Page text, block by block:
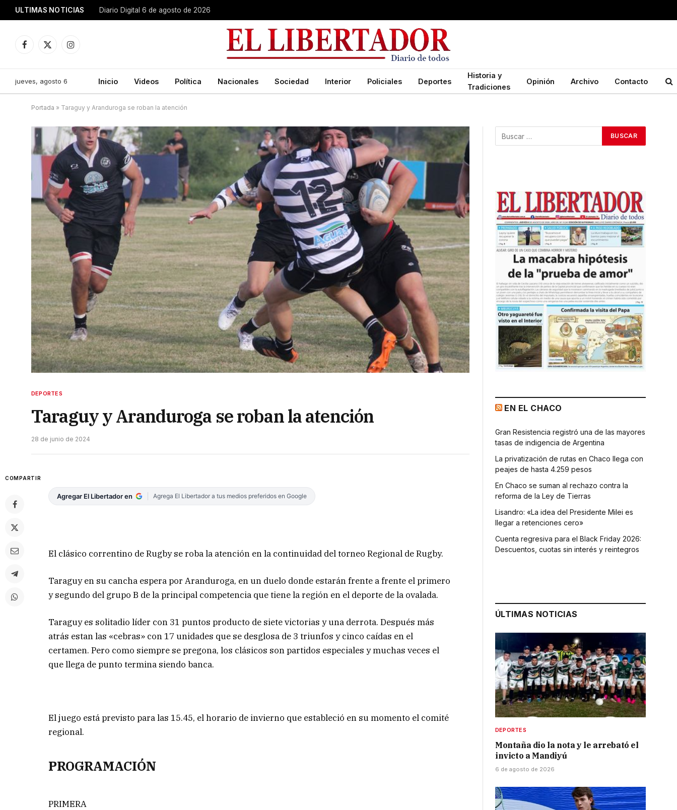
ULTIMAS NOTICIAS Diario Digital 6 de agosto de 2026
Facebook
X
Instagram
jueves, agosto 6 Inicio Videos Política Nacionales Sociedad Interior Policiales Deportes
Historia y
Tradiciones
Opinión Archivo Contacto
Portada » Taraguy y Aranduroga se roban la atención
DEPORTES
Taraguy y Aranduroga se roban la atención
28 de junio de 2024
COMPARTIR
Agregar El Libertador en Agrega El Libertador a tus medios preferidos en Google
El clásico correntino de Rugby se roba la atención en la continuidad del torneo Regional de Rugby.
Taraguy en su cancha espera por Aranduroga, en un duelo donde estarán frente a frente el primero
y segundo del grupo B de la principal competencia que tiene la región en el deporte de la ovalada.
Taraguy es solitadio líder con 31 puntos producto de siete victorias y una derrota. Después más
atrás estan las «cebras» con 17 unidades que se desglosa de 3 triunfos y cinco caídas en el
certamen. Pero como siempre se pregona, los clásicos son partidos especiales y muchas veces el
que llega de punto termina siendo banca.
El juego está previsto para las 15.45, el horario de invierno que estableció en su momento el comité
regional.
PROGRAMACIÓN
PRIMERA
EN EL CHACO
Gran Resistencia registró una de las mayores
tasas de indigencia de Argentina
La privatización de rutas en Chaco llega con
peajes de hasta 4.259 pesos
En Chaco se suman al rechazo contra la
reforma de la Ley de Tierras
Lisandro: «La idea del Presidente Milei es
llegar a retenciones cero»
Cuenta regresiva para el Black Friday 2026:
Descuentos, cuotas sin interés y reintegros
ÚLTIMAS NOTICIAS
DEPORTES
Montaña dio la nota y le arrebató el
invicto a Mandiyú
6 de agosto de 2026